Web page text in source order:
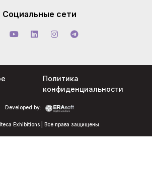
Социальные сети
Exhibitions | Все права защищены.
Developed by:
Политика
конфиденциальности